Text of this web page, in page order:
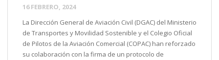
16 FEBRERO, 2024
La Dirección General de Aviación Civil (DGAC) del Ministerio
de Transportes y Movilidad Sostenible y el Colegio Oficial
de Pilotos de la Aviación Comercial (COPAC) han reforzado
su colaboración con la firma de un protocolo de